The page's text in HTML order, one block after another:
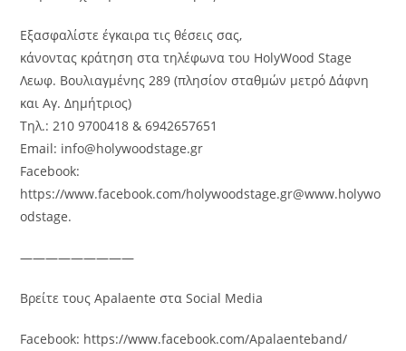
Εξασφαλίστε έγκαιρα τις θέσεις σας,
κάνοντας κράτηση στα τηλέφωνα του HolyWood Stage
Λεωφ. Βουλιαγμένης 289 (πλησίον σταθμών μετρό Δάφνη
και Αγ. Δημήτριος)
Τηλ.: 210 9700418 & 6942657651
Email: info@holywoodstage.gr
Facebook:
https://www.facebook.com/holywoodstage.gr@www.holywo
odstage.
—————————
Βρείτε τους Apalaente στα Social Media
Facebook: https://www.facebook.com/Apalaenteband/